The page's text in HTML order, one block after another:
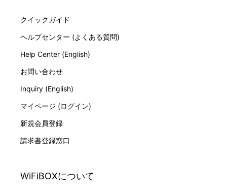
クイックガイド
ヘルプセンター (よくある質問)
Help Center (English)
お問い合わせ
Inquiry (English)
マイページ (ログイン)
新規会員登録
請求書登録窓口
WiFiBOXについて